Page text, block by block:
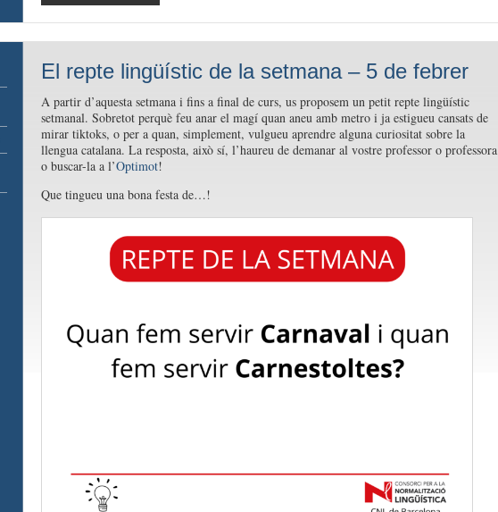
El repte lingüístic de la setmana – 5 de febrer
A partir d’aquesta setmana i fins a final de curs, us proposem un petit repte lingüístic
setmanal. Sobretot perquè feu anar el magí quan aneu amb metro i ja estigueu cansats de
mirar tiktoks, o per a quan, simplement, vulgueu aprendre alguna curiositat sobre la
llengua catalana. La resposta, això sí, l’haureu de demanar al vostre professor o professora
o buscar-la a l’Optimot!
Que tingueu una bona festa de…!